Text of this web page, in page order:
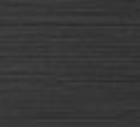
rodízios móveis,
ferramentas,